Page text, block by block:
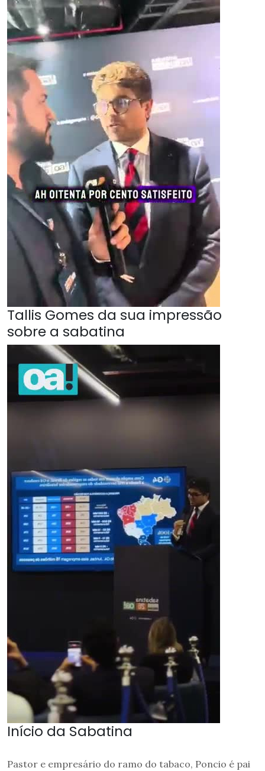
Tallis Gomes da sua impressão
sobre a sabatina
Início da Sabatina
Pastor e empresário do ramo do tabaco, Poncio é pai